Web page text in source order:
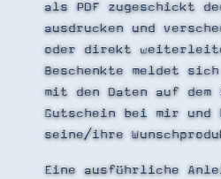
als PDF zugeschickt
ausdrucken und
oder direkt
Beschenkte meldet
mit den Daten auf dem
Gutschein bei mir
seine/ihre
Eine ausführliche